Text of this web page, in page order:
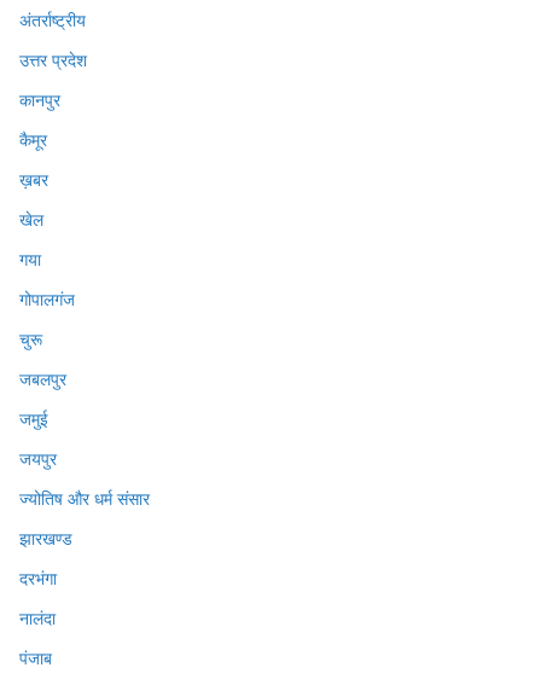
अंतर्राष्ट्रीय
उत्तर प्रदेश
कानपुर
कैमूर
ख़बर
खेल
गया
गोपालगंज
चुरू
जबलपुर
जमुई
जयपुर
ज्योतिष और धर्म संसार
झारखण्ड
दरभंगा
नालंदा
पंजाब